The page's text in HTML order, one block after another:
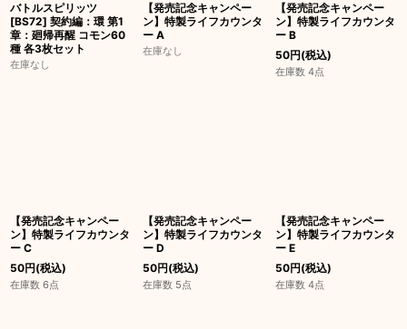
バトルスピリッツ
[BS72] 契約編：環 第1
章：廻帰再醒 コモン60
種 各3枚セット
在庫なし
【発売記念キャンペー
ン】特製ライフカウンタ
ー A
在庫なし
【発売記念キャンペー
ン】特製ライフカウンタ
ー B
50円(税込)
在庫数 4点
【発売記念キャンペー
ン】特製ライフカウンタ
ー C
50円(税込)
在庫数 6点
【発売記念キャンペー
ン】特製ライフカウンタ
ー D
50円(税込)
在庫数 5点
【発売記念キャンペー
ン】特製ライフカウンタ
ー E
50円(税込)
在庫数 4点